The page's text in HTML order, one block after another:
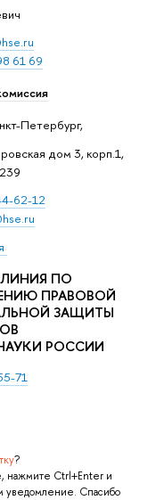
61 69
Петербург,
дом 3, корп.1,
62-12
ПО
ПРАВОВОЙ
ЗАЩИТЫ
РОССИИ
71
?
нажмите Ctrl+Enter и
уведомление. Спасибо